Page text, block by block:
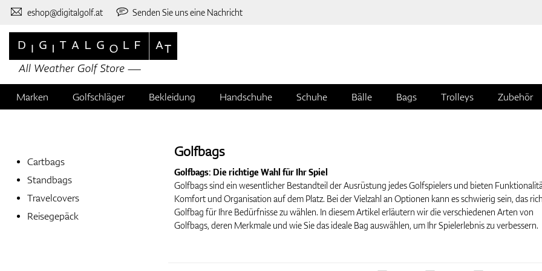
eshop@digitalgolf.at Senden Sie uns eine Nachricht
Marken Golfschläger Bekleidung Handschuhe Schuhe Bälle Bags Trolleys Zubehör
Cartbags
Standbags
Travelcovers
Reisegepäck
Golfbags
Golfbags: Die richtige Wahl für Ihr Spiel
Golfbags sind ein wesentlicher Bestandteil der Ausrüstung jedes Golfspielers und bieten
Komfort und Organisation auf dem Platz. Bei der Vielzahl an Optionen kann es schwierig sein, das
Golfbag für Ihre Bedürfnisse zu wählen. In diesem Artikel erläutern wir die verschiedenen Arten von
Golfbags, deren Merkmale und wie Sie das ideale Bag auswählen, um Ihr Spielerlebnis zu verbessern.